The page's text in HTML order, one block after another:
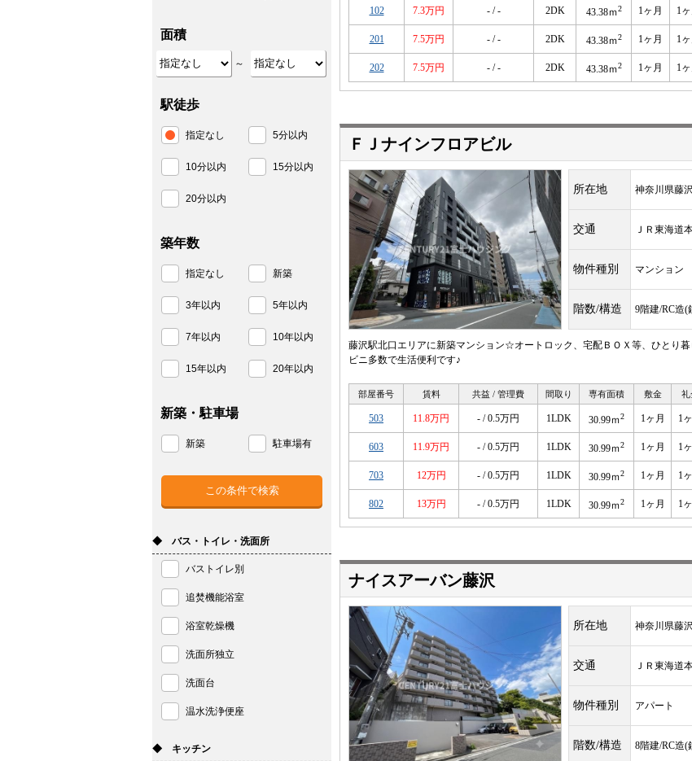
102 7.3万円 - / - 2DK 43.38ｍ2 1ヶ月 1ヶ
201 7.5万円 - / - 2DK 43.38ｍ2 1ヶ月 1ヶ
202 7.5万円 - / - 2DK 43.38ｍ2 1ヶ月 1ヶ
ＦＪナインフロアビル
所在地 神奈川県藤
交通 ＪＲ東海道
物件種別 マンション
階数/構造 9階建/RC造(
藤沢駅北口エリアに新築マンション☆オートロック、宅配ＢＯＸ等、ひとり
ビニ多数で生活便利です♪
部屋番号 賃料 共益 / 管理費 間取り 専有面積 敷金 礼
503 11.8万円 - / 0.5万円 1LDK 30.99ｍ2 1ヶ月 1
603 11.9万円 - / 0.5万円 1LDK 30.99ｍ2 1ヶ月 1
703 12万円 - / 0.5万円 1LDK 30.99ｍ2 1ヶ月 1
802 13万円 - / 0.5万円 1LDK 30.99ｍ2 1ヶ月 1
ナイスアーバン藤沢
所在地 神奈川県藤
交通 ＪＲ東海道
物件種別 アパート
階数/構造 8階建/RC造(
面積
～
駅徒歩
指定なし 5分以内
10分以内 15分以内
20分以内
築年数
指定なし 新築
3年以内 5年以内
7年以内 10年以内
15年以内 20年以内
新築・駐車場
新築 駐車場有
◆ バス・トイレ・洗面所
バストイレ別
追焚機能浴室
浴室乾燥機
洗面所独立
洗面台
温水洗浄便座
◆ キッチン